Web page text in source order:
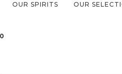
OUR SPIRITS OUR